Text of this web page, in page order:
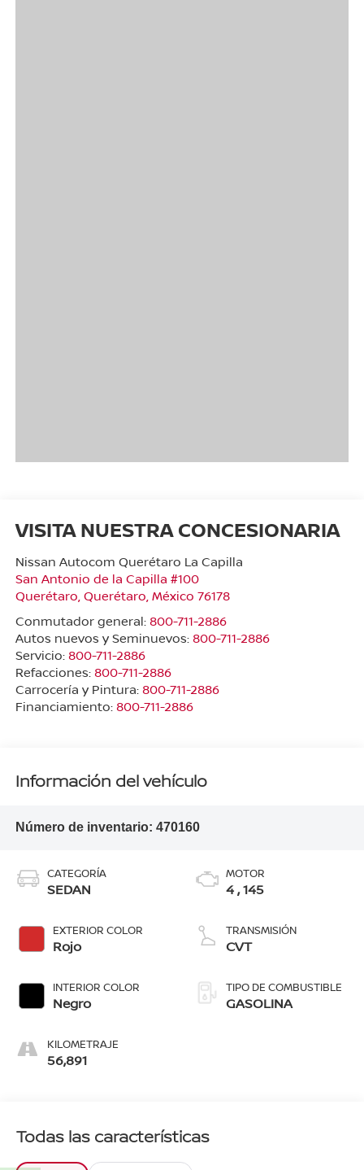
VISITA NUESTRA CONCESIONARIA
Nissan Autocom Querétaro La Capilla
San Antonio de la Capilla #100
Querétaro, Querétaro, México 76178
Conmutador general: 800-711-2886
Autos nuevos y Seminuevos: 800-711-2886
Servicio: 800-711-2886
Refacciones: 800-711-2886
Carrocería y Pintura: 800-711-2886
Financiamiento: 800-711-2886
Información del vehículo
Número de inventario: 470160
CATEGORÍA
SEDAN
EXTERIOR COLOR
Rojo
INTERIOR COLOR
Negro
KILOMETRAJE
56,891
MOTOR
4 , 145
TRANSMISIÓN
CVT
TIPO DE COMBUSTIBLE
GASOLINA
Todas las características